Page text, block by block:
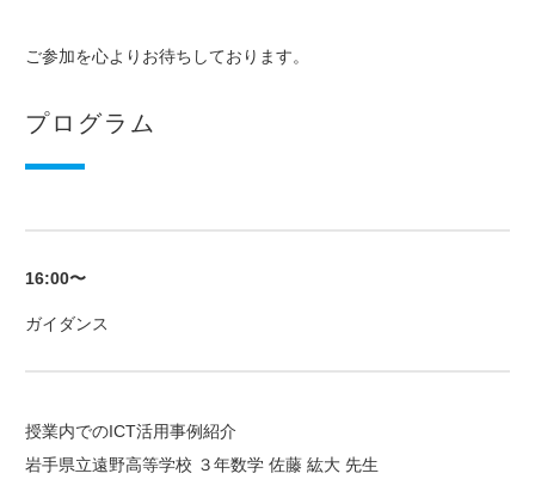
ご参加を心よりお待ちしております。
プログラム
16:00〜
ガイダンス
授業内でのICT活用事例紹介
岩手県立遠野高等学校 ３年数学 佐藤 紘大 先生